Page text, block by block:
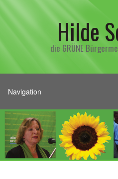
Hilde
die GRÜNE